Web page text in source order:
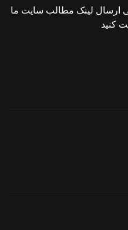
ارسال لینک مطالب سایت ما
کنید